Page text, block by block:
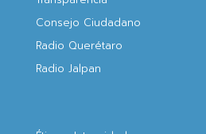
Consejo Ciudadano
Radio Querétaro
Radio Jalpan